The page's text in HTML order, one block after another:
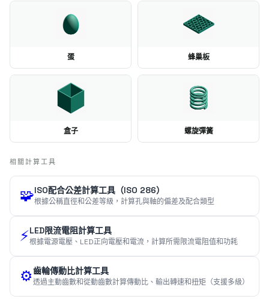
蛋 蜂巢板
盒子 螺旋彈簧
相關計算工具
🧩ISO配合公差計算工具（ISO 286）
根據公稱直徑和公差等級，計算孔與軸的偏差及配合類型
⚡LED限流電阻計算工具
根據電源電壓、LED正向電壓和電流，計算所需限流電阻值和功耗
⚙️齒輪傳動比計算工具
透過主動齒數和從動齒數計算傳動比、輸出轉速和扭矩（支援多級）